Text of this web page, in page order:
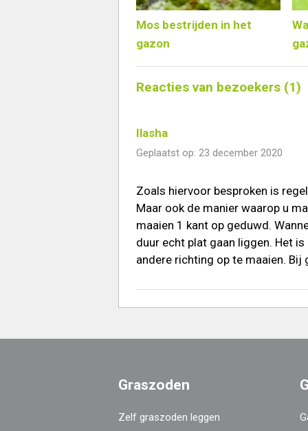
Mos bestrijden in het
gazon
Reacties van bezoekers (1)
Ilasha
Geplaatst op: 23 december 2020
Zoals hiervoor besproken is
Maar ook de manier waarop u
maaien 1 kant op geduwd.
duur echt plat gaan liggen. Het
andere richting op te maaien.
Graszoden
Zelf graszoden leggen